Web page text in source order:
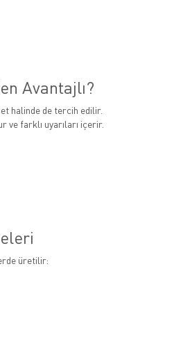
Avantajlı?
halinde de tercih edilir.
ve farklı uyarıları içerir.
üretilir: